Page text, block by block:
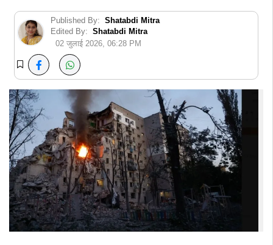
Published By: Shatabdi Mitra
Edited By: Shatabdi Mitra
02 जुलाई 2026, 06:28 PM